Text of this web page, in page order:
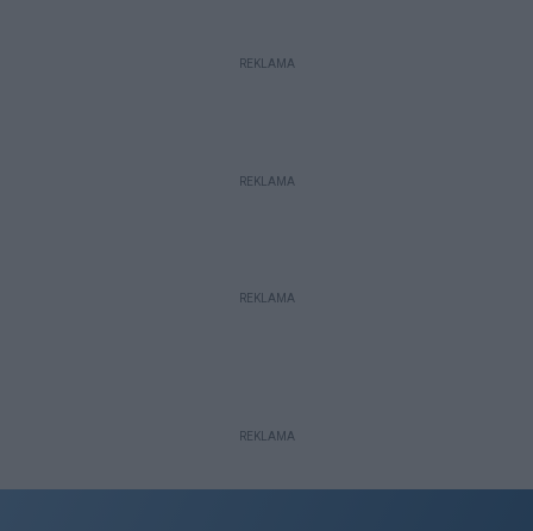
REKLAMA
REKLAMA
REKLAMA
REKLAMA